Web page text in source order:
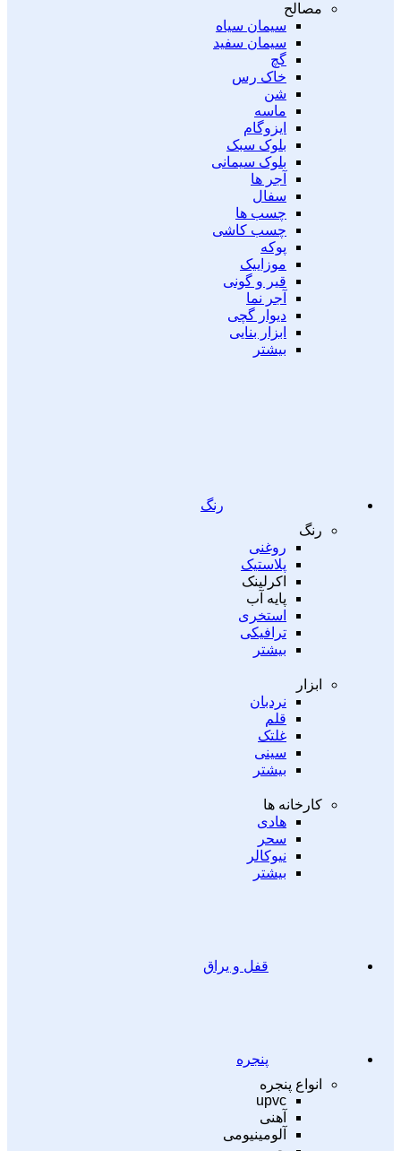
مصالح
سیمان سیاه
سیمان سفید
گچ
خاک رس
شن
ماسه
ایزوگام
بلوک سبک
بلوک سیمانی
آجر ها
سفال
چسب ها
چسب کاشی
پوکه
موزاییک
قیر و گونی
آجر نما
دیوار گچی
ابزار بنایی
بیشتر
رنگ
رنگ
روغنی
پلاستیک
اکرلینک
پایه آب
استخری
ترافیکی
بیشتر
ابزار
نردبان
قلم
غلتک
سینی
بیشتر
کارخانه ها
هادی
سحر
نیوکالر
بیشتر
قفل و یراق
پنجره
انواع پنجره
upvc
آهنی
آلومینیومی